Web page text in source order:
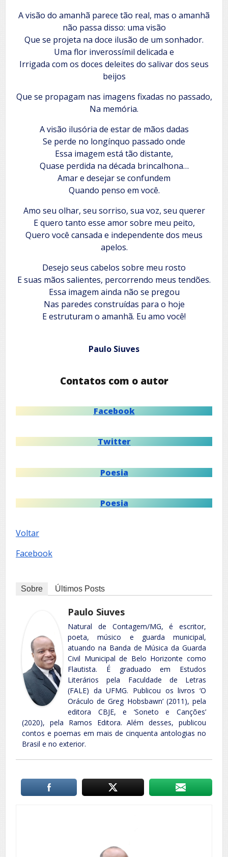
A visão do amanhã parece tão real, mas o amanhã
não passa disso: uma visão
Que se projeta na doce ilusão de um sonhador.
Uma flor inverossímil delicada e
Irrigada com os doces deleites do salivar dos seus
beijos
Que se propagam nas imagens fixadas no passado,
Na memória.
A visão ilusória de estar de mãos dadas
Se perde no longínquo passado onde
Essa imagem está tão distante,
Quase perdida na década brincalhona…
Amar e desejar se confundem
Quando penso em você.
Amo seu olhar, seu sorriso, sua voz, seu querer
E quero tanto esse amor sobre meu peito,
Quero você cansada e independente dos meus
apelos.
Desejo seus cabelos sobre meu rosto
E suas mãos salientes, percorrendo meus tendões.
Essa imagem ainda não se pregou
Nas paredes construídas para o hoje
E estruturam o amanhã. Eu amo você!
Paulo Siuves
Contatos com o autor
Facebook
Twitter
Poesia
Poesia
Voltar
Facebook
Sobre Últimos Posts
Paulo Siuves
Natural de Contagem/MG, é escritor,
poeta, músico e guarda municipal,
atuando na Banda de Música da Guarda
Civil Municipal de Belo Horizonte como
Flautista. É graduado em Estudos
Literários pela Faculdade de Letras
(FALE) da UFMG. Publicou os livros ‘O
Oráculo de Greg Hobsbawn’ (2011), pela
editora CBJE, e ‘Soneto e Canções’
(2020), pela Ramos Editora. Além desses, publicou
contos e poemas em mais de cinquenta antologias no
Brasil e no exterior.